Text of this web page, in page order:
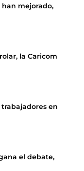
han mejorado,
la Caricom
trabajadores en
el debate,